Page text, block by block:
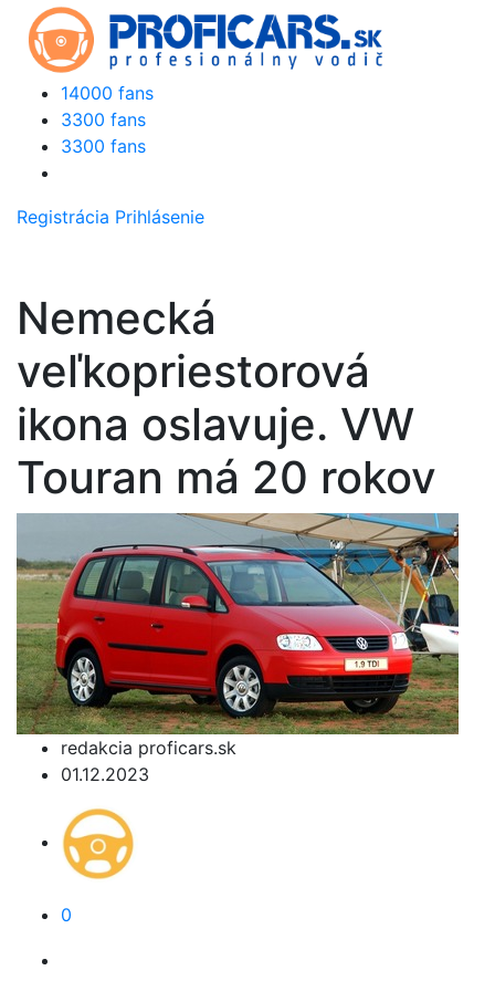
14000 fans
3300 fans
3300 fans
Registrácia Prihlásenie
Nemecká
veľkopriestorová
ikona oslavuje. VW
Touran má 20 rokov
redakcia proficars.sk
01.12.2023
0